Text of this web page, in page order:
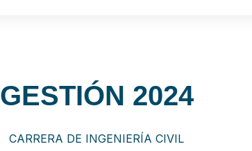
GESTIÓN 2024
CARRERA DE INGENIERÍA CIVIL